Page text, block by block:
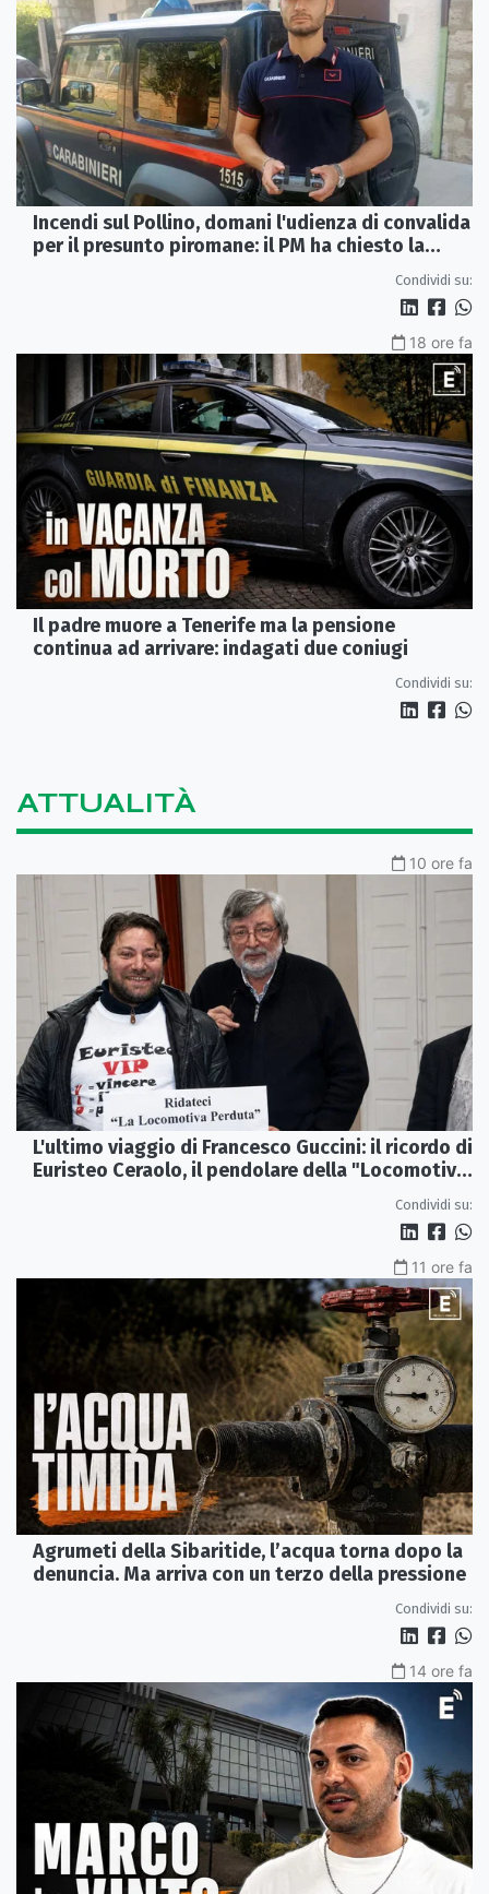
Incendi sul Pollino, domani l'udienza di convalida
per il presunto piromane: il PM ha chiesto la
Condividi su:
18 ore fa
Il padre muore a Tenerife ma la pensione
continua ad arrivare: indagati due coniugi
Condividi su:
ATTUALITÀ
10 ore fa
L'ultimo viaggio di Francesco Guccini: il ricordo di
Euristeo Ceraolo, il pendolare della "Locomotiva
Condividi su:
11 ore fa
Agrumeti della Sibaritide, l’acqua torna dopo la
denuncia. Ma arriva con un terzo della pressione
Condividi su:
14 ore fa